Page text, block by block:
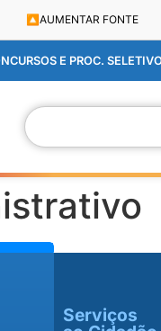
🔼 AUMENTAR FONTE
E PROC.
Serviços